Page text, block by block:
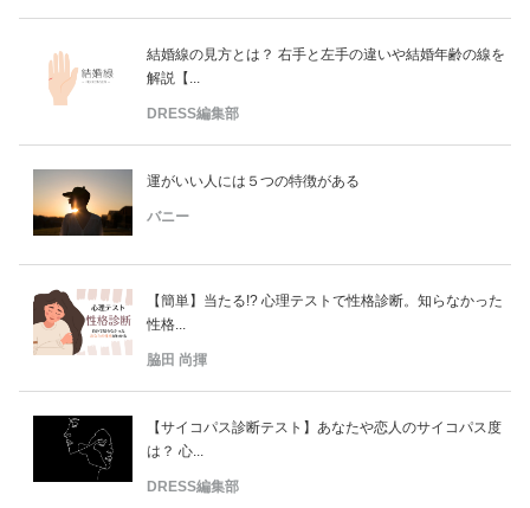
結婚線の見方とは？ 右手と左手の違いや結婚年齢の線を
解説【...
DRESS編集部
運がいい人には５つの特徴がある
バニー
【簡単】当たる!? 心理テストで性格診断。知らなかった
性格...
脇田 尚揮
【サイコパス診断テスト】あなたや恋人のサイコパス度
は？ 心...
DRESS編集部